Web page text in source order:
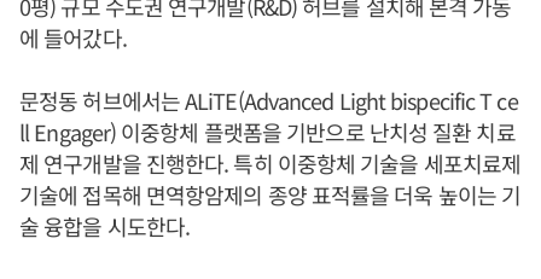
에 들어갔다.
문정동 허브에서는 ALiTE(Advanced Light bispecific T ce
ll Engager) 이중항체 플랫폼을 기반으로 난치성 질환 치료
제 연구개발을 진행한다. 특히 이중항체 기술을 세포치료제
기술에 접목해 면역항암제의 종양 표적률을 더욱 높이는 기
술 융합을 시도한다.